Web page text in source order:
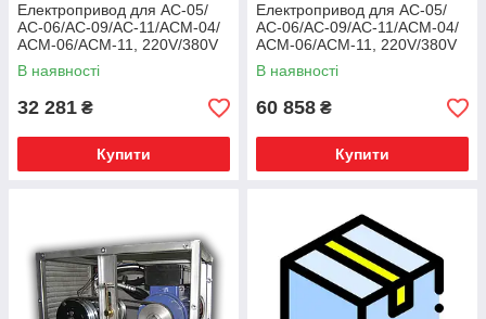
Електропривод для АС-05/
АС-06/АС-09/АС-11/АСМ-04/
АСМ-06/АСМ-11, 220V/380V
(тільки електропривод)
В наявності
32 281 ₴
Купити
Електропривод для АС-05/
АС-06/АС-09/АС-11/АСМ-04/
АСМ-06/АСМ-11, 220V/380V
(з блоком керування
220V/12V)
В наявності
60 858 ₴
Купити